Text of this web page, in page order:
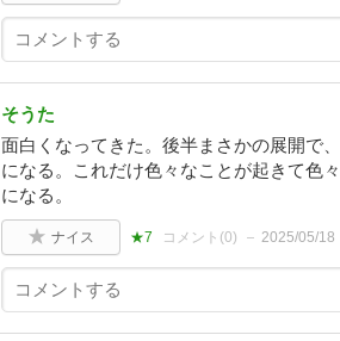
そうた
面白くなってきた。後半まさかの展開で
になる。これだけ色々なことが起きて色
になる。
ナイス ★7 コメント(0) 2025/05/18